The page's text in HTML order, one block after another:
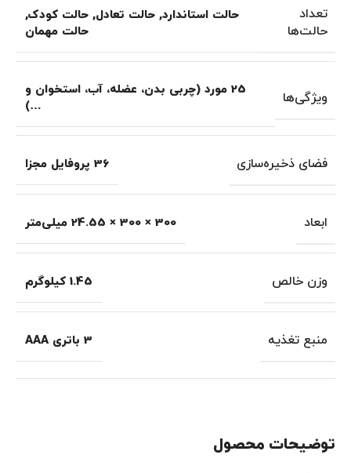
توضیحات محصول
تعداد
حالت‌ها
حالت استاندارد, حالت تعادل, حالت کودک,
حالت مهمان
ویژگی‌ها
25 مورد (چربی بدن، عضله، آب، استخوان و
…)
فضای ذخیره‌سازی 36 پروفایل مجزا
ابعاد 300 × 300 × 24.55 میلی‌متر
وزن خالص 1.45 کیلوگرم
منبع تغذیه 3 باتری AAA